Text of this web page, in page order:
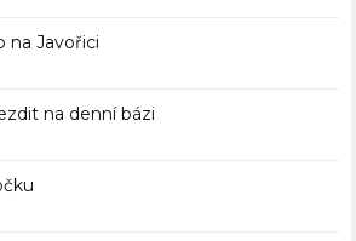
na Javořici
na denní bázi